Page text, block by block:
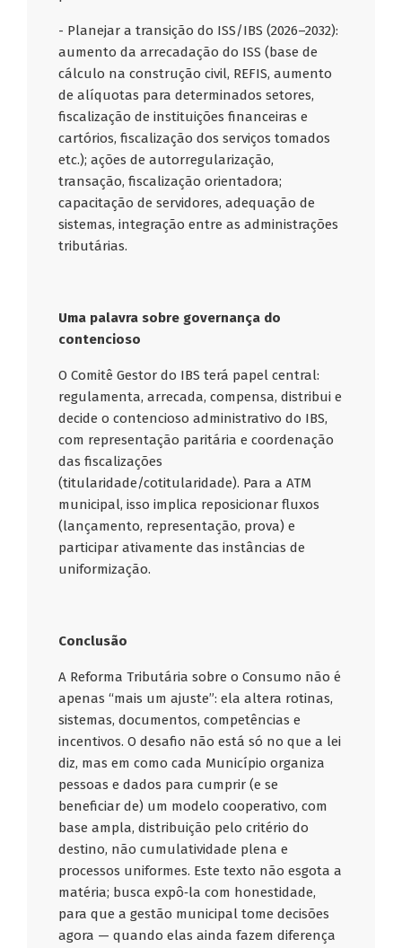
- Planejar a transição do ISS/IBS (2026–2032):
aumento da arrecadação do ISS (base de
cálculo na construção civil, REFIS, aumento
de alíquotas para determinados setores,
fiscalização de instituições financeiras e
cartórios, fiscalização dos serviços tomados
etc.); ações de autorregularização,
transação, fiscalização orientadora;
capacitação de servidores, adequação de
sistemas, integração entre as administrações
tributárias.
Uma palavra sobre governança do
contencioso
O Comitê Gestor do IBS terá papel central:
regulamenta, arrecada, compensa, distribui e
decide o contencioso administrativo do IBS,
com representação paritária e coordenação
das fiscalizações
(titularidade/cotitularidade). Para a ATM
municipal, isso implica reposicionar fluxos
(lançamento, representação, prova) e
participar ativamente das instâncias de
uniformização.
Conclusão
A Reforma Tributária sobre o Consumo não é
apenas “mais um ajuste”: ela altera rotinas,
sistemas, documentos, competências e
incentivos. O desafio não está só no que a lei
diz, mas em como cada Município organiza
pessoas e dados para cumprir (e se
beneficiar de) um modelo cooperativo, com
base ampla, distribuição pelo critério do
destino, não cumulatividade plena e
processos uniformes. Este texto não esgota a
matéria; busca expô‑la com honestidade,
para que a gestão municipal tome decisões
agora — quando elas ainda fazem diferença